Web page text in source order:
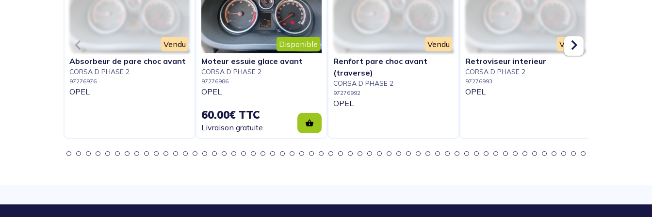
Vendu
Absorbeur de pare choc avant
CORSA D PHASE 2
97276976
OPEL
Disponible
Moteur essuie glace avant
CORSA D PHASE 2
97276986
OPEL
60.00€ TTC
Livraison gratuite
Vendu
Renfort pare choc avant
(traverse)
CORSA D PHASE 2
97276992
OPEL
Vendu
Retroviseur interieur
CORSA D PHASE 2
97276993
OPEL